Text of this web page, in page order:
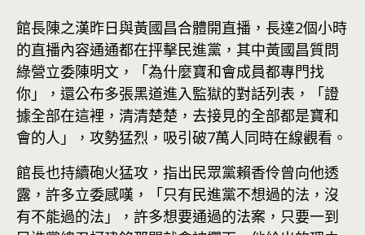
館長陳之漢昨日與黃國昌合體開直播，長達2個小時
的直播內容通通都在抨擊民進黨，其中黃國昌質問
綠營立委陳明文，「為什麼寶和會成員都專門找
你」，還公布多張黑道進入監獄的對話列表，「證
據全部在這裡，清清楚楚，去接見的全部都是寶和
會的人」，攻勢猛烈，吸引破7萬人同時在線觀看。
館長也持續砲火猛攻，指出民眾黨賴香伶曾向他透
露，許多立委感嘆，「只有民進黨不想過的法，沒
有不能過的法」，許多想要通過的法案，只要一到